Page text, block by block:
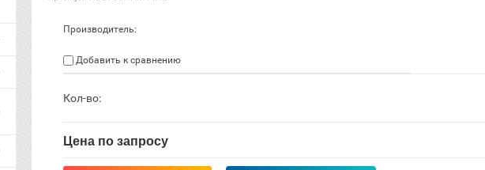
Производитель:
Добавить к сравнению
Кол-во:
Цена по запросу